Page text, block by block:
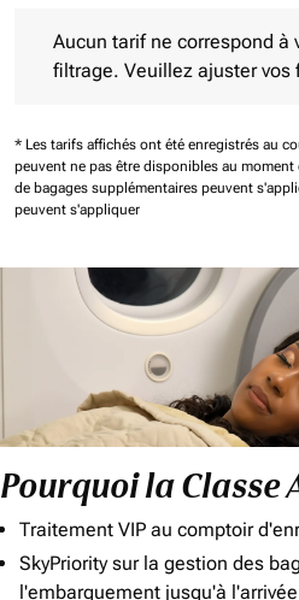
Aucun tarif ne correspond à
filtrage. Veuillez ajuster vos
* Les tarifs affichés ont été enregistrés au
peuvent ne pas être disponibles au moment
de bagages supplémentaires peuvent
peuvent s'appliquer
Pourquoi la Classe
Traitement VIP au comptoir
SkyPriority sur la gestion des
l'embarquement jusqu'à l'arrivée